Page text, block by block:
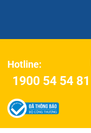
Hotline:
1900 54 54 81